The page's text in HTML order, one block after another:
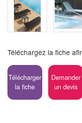
Téléchargez la fiche
Télécharger
la fiche
Demander
un devis